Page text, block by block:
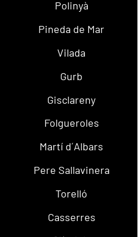
Polinyà
Pineda de Mar
Vilada
Gurb
Gisclareny
Folgueroles
Martí d´Albars
Pere Sallavinera
Torelló
Casserres